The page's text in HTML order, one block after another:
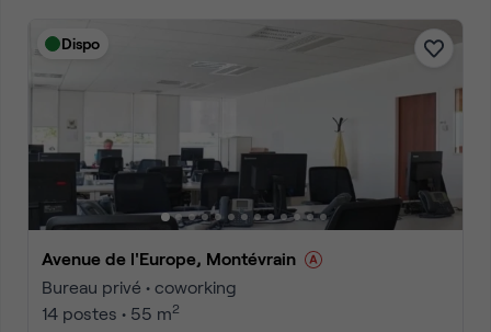
Dispo
Avenue de l'Europe, Montévrain
Bureau privé • coworking
14 postes • 55 m2